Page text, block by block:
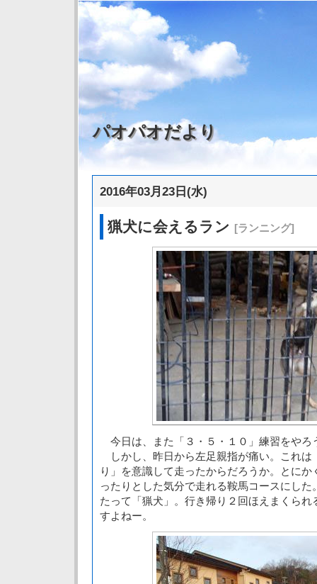
パオパオだより
2016年03月23日(水)
猟犬に会えるラン [ランニング]
今日は、また「３・５・１０」練習をやろ
しかし、昨日から左足親指が痛い。これは
り」を意識して走ったからだろうか。とに
ったりとした気分で走れる鞍馬コースにし
たって「猟犬」。行き帰り２回ほえまくら
すよねー。